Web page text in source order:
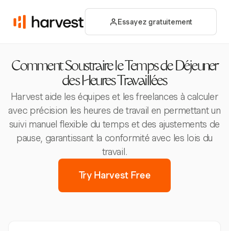
Essayez gratuitement
Comment Soustraire le Temps de Déjeuner
des Heures Travaillées
Harvest aide les équipes et les freelances à calculer
avec précision les heures de travail en permettant un
suivi manuel flexible du temps et des ajustements de
pause, garantissant la conformité avec les lois du
travail.
Try Harvest Free